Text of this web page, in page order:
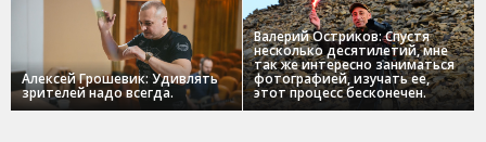
Алексей Грошевик: Удивлять
зрителей надо всегда.
Валерий Остриков: Спустя
несколько десятилетий, мне
так же интересно заниматься
фотографией, изучать ее,
этот процесс бесконечен.